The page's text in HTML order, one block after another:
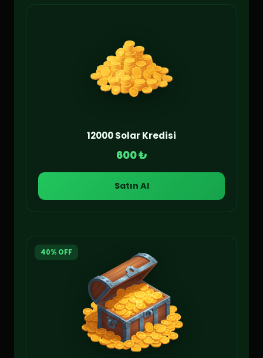
12000 Solar Kredisi
600 ₺
Satın Al
40% OFF